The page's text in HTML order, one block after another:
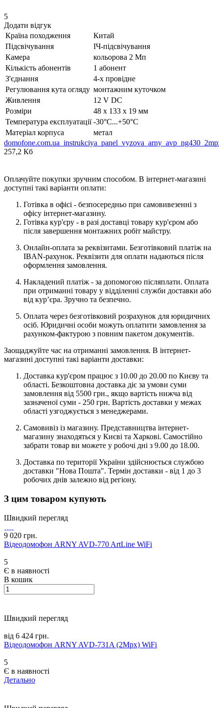
5
Додати відгук
Країна походження
Китай
Підсвічування
ІЧ-підсвічування
Камера
кольорова 2 Мп
Кількість абонентів
1 абонент
З'єднання
4-х провідне
Регулювання кута огляду монтажним куточком
Живлення
12 V DC
Розміри
48 х 133 х 19 мм
Температура експлуатації -30°С...+50°С
Матеріал корпуса
метал
257,2 Кб
Оплачуйте покупки зручним способом. В інтернет-магазині
доступні такі варіанти оплати:
Готівка в офісі - безпосередньо при самовивезенні з
офісу інтернет-магазину.
Готівка кур'єру - в разі доставці товару кур'єром або
після завершення монтажних робіт майстру.
Онлайн-оплата за реквізитами. Безготівковий платіж на
IBAN-рахунок. Реквізити для оплати надаються після
оформлення замовлення.
Накладений платіж - за допомогою післяплати. Оплата
при отриманні товару у відділенні служби доставки або
від кур’єра. Зручно та безпечно.
Оплата через безготівковий розрахунок для юридичних
осіб. Юридичні особи можуть оплатити замовлення за
рахунком-фактурою з повним пакетом документів.
Заощаджуйте час на отриманні замовлення. В інтернет-
магазині доступні такі варіанти доставки:
Доставка кур'єром працює з 10.00 до 20.00 по Києву та
області. Безкоштовна доставка діє за умови суми
замовлення від 5500 грн., якщо вартість нижча від
зазначеної суми - 250 грн. Вартість доставки у межах
області узгоджується з менеджерами.
Самовивіз із магазину. Представництва інтернет-
магазину знаходяться у Києві та Харкові. Самостійно
забрати товар ви можете у робочі дні з 9.00 до 18.00.
Доставка по території України здійснюється службою
доставки "Нова Пошта". Термін доставки - від 1 до 3
робочих днів залежно від регіону.
З цим товаром купують
Швидкий перегляд
9 020 грн.
Відеодомофон ARNY AVD-770 ArtLine WiFi
5
Є в наявності
В кошик
Швидкий перегляд
від 6 424 грн.
Відеодомофон ARNY AVD-731A (2Mpx) WiFi
5
Є в наявності
Детально